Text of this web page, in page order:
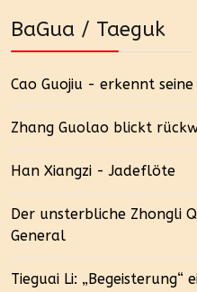
BaGua / Taeguk
Cao Guojiu - erkennt
Zhang Guolao blickt
Han Xiangzi - Jadeflöte
Der unsterbliche Zhongli
General
Tieguai Li: „Begeisterung“